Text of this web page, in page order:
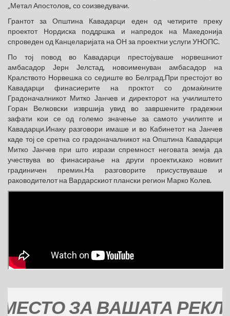
„Метал Апостолов„ со соизведувачи.
Грантот за Општина Кавадарци еден од четирите преку
проектот Нордиска поддршка и напредок на Македонија
спроведен од Канцеларијата на ОН за проектни услуги УНОПС.
По тој повод во Кавадарци престојуваше норвешниот
амбасадор Јерн Јелстад, новоименуван амбасадор на
Кралството Норвешка со седиште во Белград.При престојот во
Кавадарци финасиерите на проктот со домаќините
Градоначалникот Митко Јанчев и директорот на училиштето
Горан Велковски извршија увид во завршените градежни
зафати кои се од големо значење за самото училипте и
Кавадарци.Инаку разговори имаше и во Кабинетот на Јанчев
каде тој се сретна со градоначалникот на Општина Кавадарци
Митко Јанчев при што изрази спремност неговата земја да
учествува во финасирање на други проекти,како новиит
градиничен премин.На разговорите присуствуваше и
раководителот на Вардарскиот плански регион Марко Колев.
ЗА ВАШАТА РЕКЛАМА